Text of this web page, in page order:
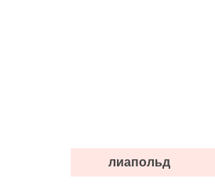
лиапольд